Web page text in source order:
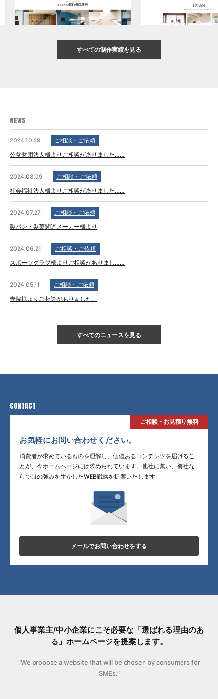
すべての制作実績を見る
NEWS
2024.10.29
ご相談・ご依頼
公益財団法人様よりご相談がありました……
2024.08.09
ご相談・ご依頼
社会福祉法人様よりご相談がありました……
2024.07.27
ご相談・ご依頼
製パン・製菓関連メーカー様より
2024.06.21
ご相談・ご依頼
スポーツクラブ様よりご相談がありまし……
2024.05.11
ご相談・ご依頼
寺院様よりご相談がありました。
すべてのニュースを見る
CONTACT
ご相談・お見積り無料
お気軽にお問い合わせください。
消費者が求めているものを理解し、価値あるコンテンツを届けるこ
とが、今ホームページには求められています。他社に無い、御社な
らではの強みを生かしたWEB戦略を提案いたします。
メールでお問い合わせをする
個人事業主/中小企業にこそ必要な「選ばれる理由のあ
る」ホームページを提案します。
“We propose a website that will be chosen by consumers for
SMEs.”